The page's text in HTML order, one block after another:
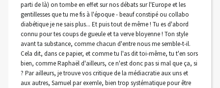
parti de là) on tombe en effet sur nos débats sur l'Europe et les
gentillesses que tu me fis à l'époque - beauf constipé ou collabo
diabétique je ne sais plus... Et puis tout de même ! Tu es d'abord
connu pour tes coups de gueule et ta verve bloyenne ! Ton style
avant ta substance, comme chacun d'entre nous me semble-t-il.
Cela dit, dans ce papier, et comme tu l'as dit toi-même, tu t'en sors
bien, comme Raphaël d'ailleurs, ce n'est donc pas si mal que ça, si
? Par ailleurs, je trouve vos critique de la médiacratie aux uns et
aux autres, Samuel par exemle, bien trop systématique pour être